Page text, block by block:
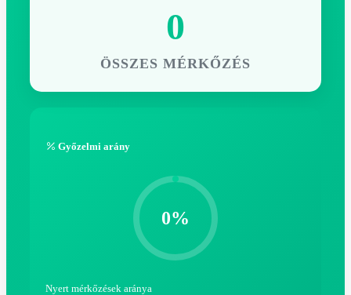
0
ÖSSZES MÉRKŐZÉS
Győzelmi arány
0%
Nyert mérkőzések aránya